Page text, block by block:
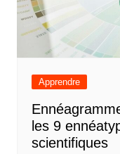
Apprendre
les 9
scientifiques